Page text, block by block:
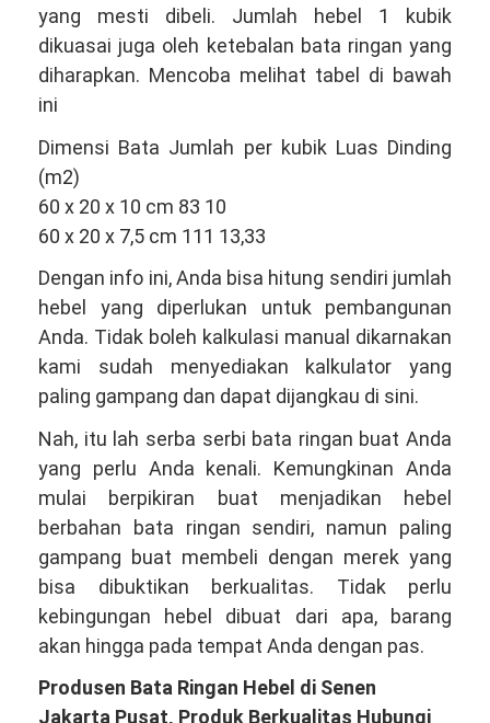
yang mesti dibeli. Jumlah hebel 1 kubik
dikuasai juga oleh ketebalan bata ringan yang
diharapkan. Mencoba melihat tabel di bawah
ini
Dimensi Bata Jumlah per kubik Luas Dinding
(m2)
60 x 20 x 10 cm 83 10
60 x 20 x 7,5 cm 111 13,33
Dengan info ini, Anda bisa hitung sendiri jumlah
hebel yang diperlukan untuk pembangunan
Anda. Tidak boleh kalkulasi manual dikarnakan
kami sudah menyediakan kalkulator yang
paling gampang dan dapat dijangkau di sini.
Nah, itu lah serba serbi bata ringan buat Anda
yang perlu Anda kenali. Kemungkinan Anda
mulai berpikiran buat menjadikan hebel
berbahan bata ringan sendiri, namun paling
gampang buat membeli dengan merek yang
bisa dibuktikan berkualitas. Tidak perlu
kebingungan hebel dibuat dari apa, barang
akan hingga pada tempat Anda dengan pas.
Produsen Bata Ringan Hebel di Senen
Jakarta Pusat, Produk Berkualitas Hubungi